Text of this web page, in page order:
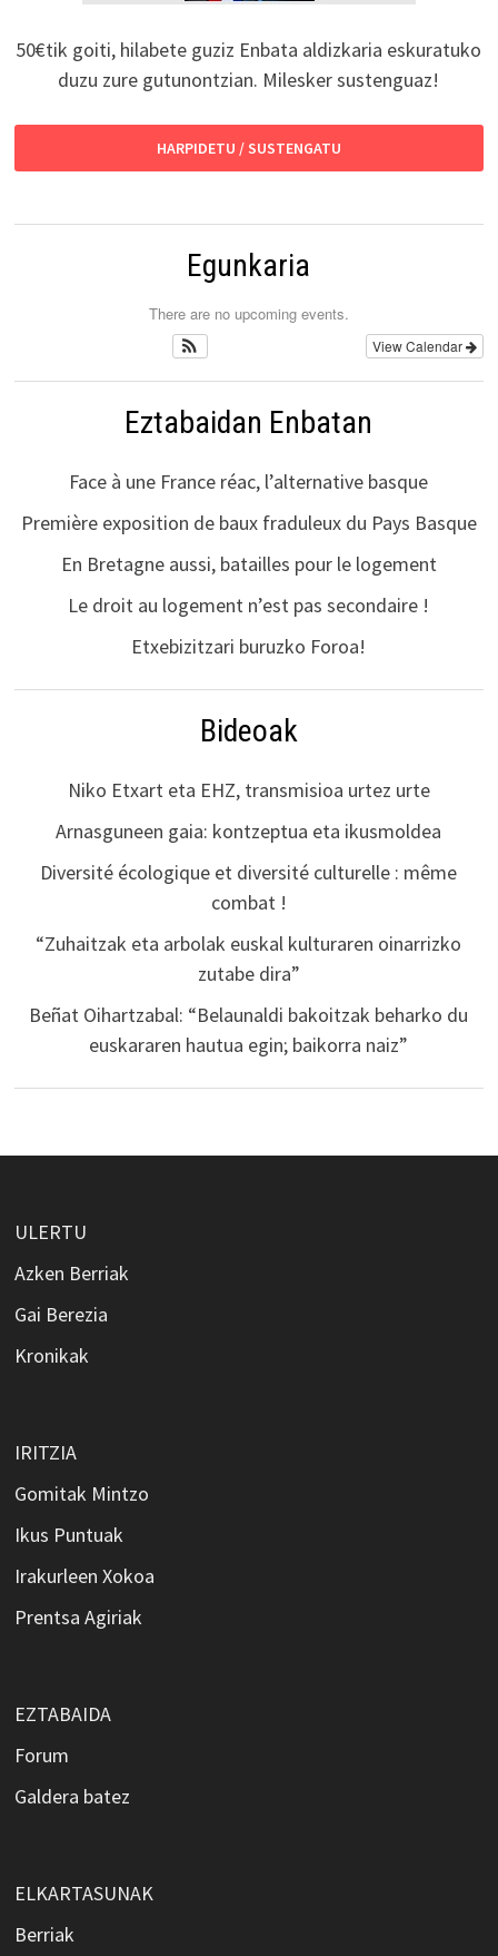
50€tik goiti, hilabete guziz Enbata aldizkaria eskuratuko
duzu zure gutunontzian. Milesker sustenguaz!
HARPIDETU / SUSTENGATU
Egunkaria
There are no upcoming events.
View Calendar
Eztabaidan Enbatan
Face à une France réac, l’alternative basque
Première exposition de baux fraduleux du Pays Basque
En Bretagne aussi, batailles pour le logement
Le droit au logement n’est pas secondaire !
Etxebizitzari buruzko Foroa!
Bideoak
Niko Etxart eta EHZ, transmisioa urtez urte
Arnasguneen gaia: kontzeptua eta ikusmoldea
Diversité écologique et diversité culturelle : même
combat !
“Zuhaitzak eta arbolak euskal kulturaren oinarrizko
zutabe dira”
Beñat Oihartzabal: “Belaunaldi bakoitzak beharko du
euskararen hautua egin; baikorra naiz”
ULERTU
Azken Berriak
Gai Berezia
Kronikak
IRITZIA
Gomitak Mintzo
Ikus Puntuak
Irakurleen Xokoa
Prentsa Agiriak
EZTABAIDA
Forum
Galdera batez
ELKARTASUNAK
Berriak